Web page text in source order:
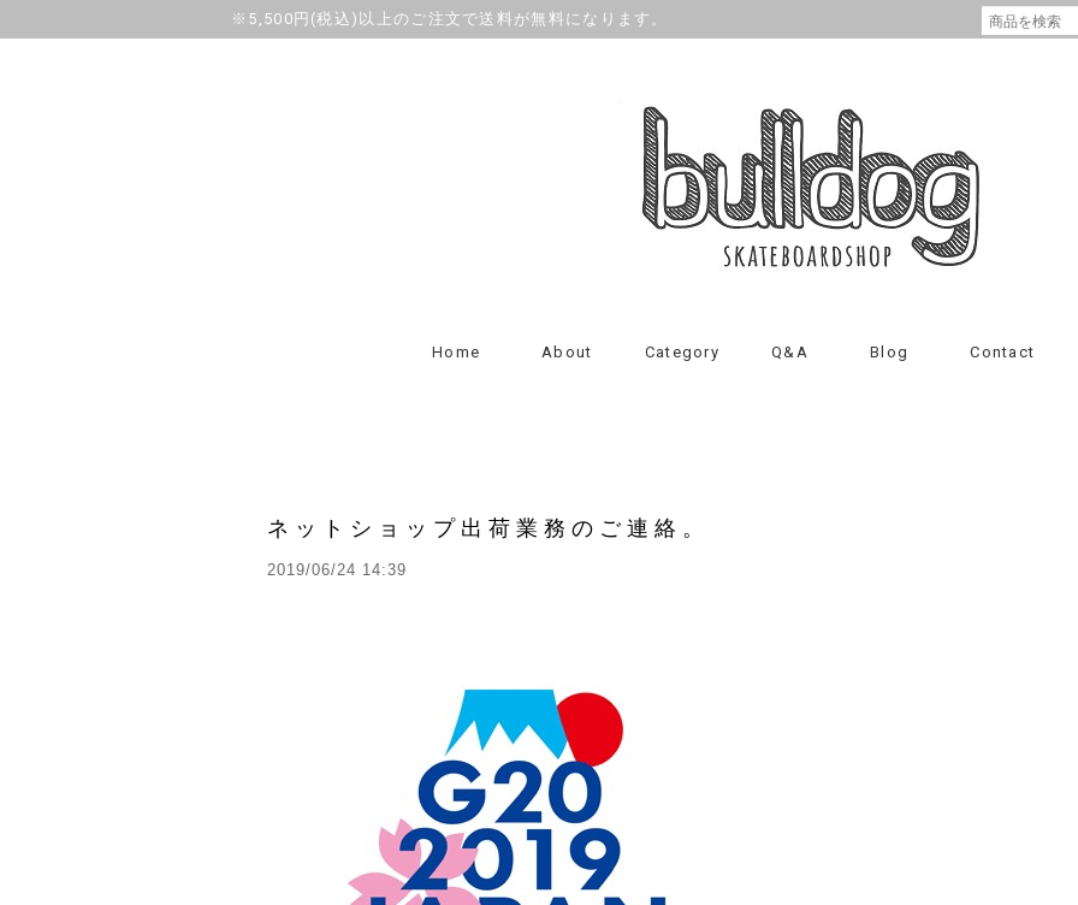
※5,500円(税込)以上のご注文で送料が無料になります。
Home About Category Q&A Blog Contact
ネットショップ出荷業務のご連絡。
2019/06/24 14:39